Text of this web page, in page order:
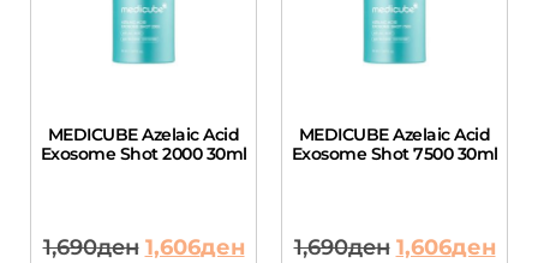
MEDICUBE Azelaic Acid
Exosome Shot 2000 30ml
1,690ден 1,606ден
MEDICUBE Azelaic Acid
Exosome Shot 7500 30ml
1,690ден 1,606ден